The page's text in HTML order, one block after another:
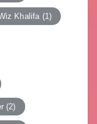
Khalifa (1)
(2)